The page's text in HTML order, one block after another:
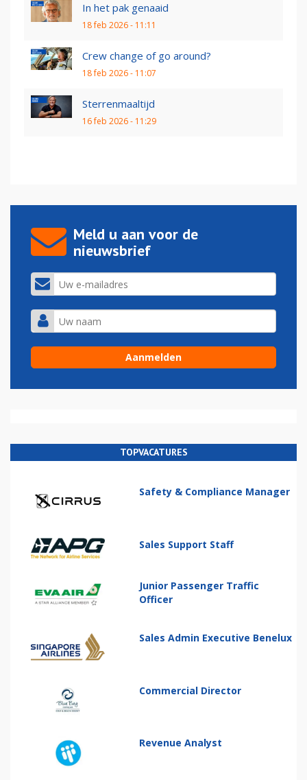
In het pak genaaid
18 feb 2026 - 11:11
Crew change of go around?
18 feb 2026 - 11:07
Sterrenmaaltijd
16 feb 2026 - 11:29
Meld u aan voor de
nieuwsbrief
TOPVACATURES
Safety & Compliance Manager
Sales Support Staff
Junior Passenger Traffic
Officer
Sales Admin Executive Benelux
Commercial Director
Revenue Analyst